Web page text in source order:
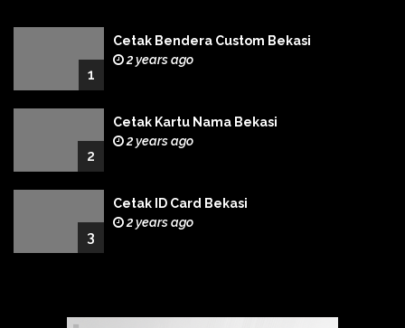
1
Cetak Bendera Custom Bekasi
2 years ago
2
Cetak Kartu Nama Bekasi
2 years ago
3
Cetak ID Card Bekasi
2 years ago